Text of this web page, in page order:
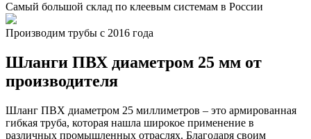
Самый большой склад по клеевым системам в России
Производим трубы с 2016 года
Шланги ПВХ диаметром 25 мм от
производителя
Шланг ПВХ диаметром 25 миллиметров – это армированная
гибкая труба, которая нашла широкое применение в
различных промышленных отраслях. Благодаря своим